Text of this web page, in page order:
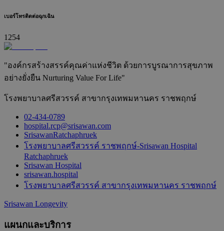
เบอร์โทรติดต่อฉุกเฉิน
1254
"องค์กรสร้างสรรค์คุณค่าแห่งชีวิต ด้วยการบูรณาการสุขภาพ
อย่างยั่งยืน Nurturing Value For Life"
โรงพยาบาลศรีสวรรค์ สาขากรุงเทพมหานคร ราชพฤกษ์
02-434-0789
hospital.rcp@srisawan.com
SrisawanRatchaphruek
โรงพยาบาลศรีสวรรค์ ราชพฤกษ์-Srisawan Hospital
Ratchaphruek
Srisawan Hospital
srisawan.hospital
โรงพยาบาลศรีสวรรค์ สาขากรุงเทพมหานคร ราชพฤกษ์
Srisawan Longevity
แผนกและบริการ